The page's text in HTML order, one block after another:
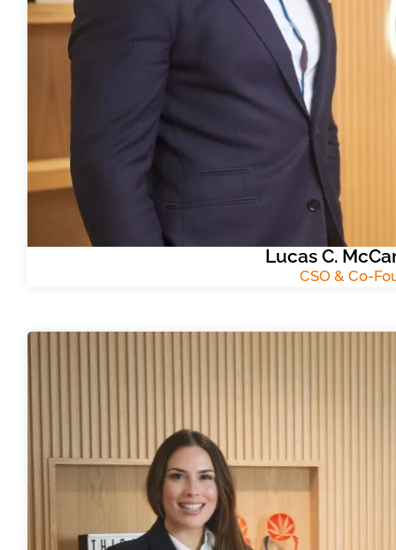
Lucas C.
CSO & Co-